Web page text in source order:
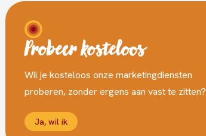
Probeer kosteloos
Wil je kosteloos onze marketingdiensten
proberen, zonder ergens aan vast te zitten?
Ja, wil ik